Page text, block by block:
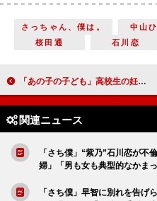
さっちゃん、僕は。 中山
桜田通
石川恋
「あの子の子ども」高校生の妊娠“福”桜田ひよりの決断に 「難しい選択過ぎる」「考えが甘いと思ってしまう」
関連ニュース
「さち僕」“紫乃”石川恋が不
婦」「男も女も典型的なかまっ
「さち僕」早智に別れを告げ